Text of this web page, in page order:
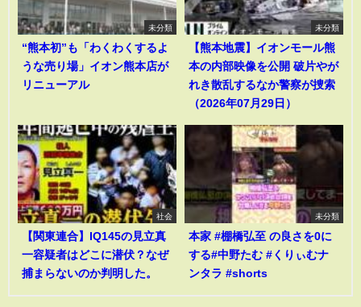
未分類
“熊本初”も「わくわくするよ
うな売り場」イオン熊本店が
リニューアル
未分類
【熊本地震】イオンモール熊
本の内部映像を公開 破片やが
れき散乱するなか警察が捜索
（2026年07月29日）
社会
【関東連合】IQ145の見立真
一容疑者はどこに潜伏？なぜ
捕まらないのか判明した。
未分類
本家 #棚橋弘至 の良さを0に
する#中野たむ #くりぃむナ
ンタラ #shorts